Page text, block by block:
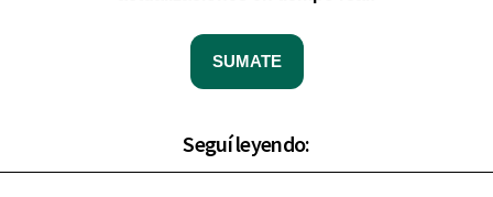
SUMATE
Seguí leyendo: